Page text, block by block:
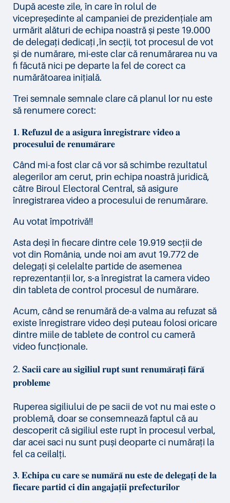
După aceste zile, în care în rolul de
vicepreședinte al campaniei de prezidențiale am
urmărit alături de echipa noastră și peste 19.000
de delegați dedicați ,în secții, tot procesul de vot
și de numărare, mi-este clar că renumărarea nu va
fi făcută nici pe departe la fel de corect ca
numărătoarea inițială.
Trei semnale semnale clare că planul lor nu este
să renumere corect:
𝟏. 𝐑𝐞𝐟𝐮𝐳𝐮𝐥 𝐝𝐞 𝐚 𝐚𝐬𝐢𝐠𝐮𝐫𝐚 𝐢̂𝐧𝐫𝐞𝐠𝐢𝐬𝐭𝐫𝐚𝐫𝐞 𝐯𝐢𝐝𝐞𝐨 𝐚
𝐩𝐫𝐨𝐜𝐞𝐬𝐮𝐥𝐮𝐢 𝐝𝐞 𝐫𝐞𝐧𝐮𝐦𝐚̆𝐫𝐚𝐫𝐞
Când mi-a fost clar că vor să schimbe rezultatul
alegerilor am cerut, prin echipa noastră juridică,
către Biroul Electoral Central, să asigure
înregistrarea video a procesului de renumărare.
Au votat împotrivă!!
Asta deși în fiecare dintre cele 19.919 secții de
vot din România, unde noi am avut 19.772 de
delegați și celelalte partide de asemenea
reprezentanții lor, s-a înregistrat la camera video
din tableta de control procesul de numărare.
Acum, când se renumără de-a valma au refuzat să
existe înregistrare video deși puteau folosi oricare
dintre miile de tablete de control cu cameră
video funcționale.
𝐒𝐚𝐜𝐢𝐢 𝐜𝐚𝐫𝐞 𝐚𝐮 𝐬𝐢𝐠𝐢𝐥𝐢𝐮𝐥 𝐫𝐮𝐩𝐭 𝐬𝐮𝐧𝐭 𝐫𝐞𝐧𝐮𝐦𝐚̆𝐫𝐚𝐭̦𝐢 𝐟𝐚̆𝐫𝐚̆
𝐩𝐫𝐨𝐛𝐥𝐞𝐦𝐞
Ruperea sigiliului de pe sacii de vot nu mai este o
problemă, doar se consemnează faptul că au
descoperit că sigiliul este rupt în procesul verbal,
dar acei saci nu sunt puși deoparte ci numărați la
fel ca ceilalți.
𝟑. 𝐄𝐜𝐡𝐢𝐩𝐚 𝐜𝐮 𝐜𝐚𝐫𝐞 𝐬𝐞 𝐧𝐮𝐦𝐚̆𝐫𝐚̆ 𝐧𝐮 𝐞𝐬𝐭𝐞 𝐝𝐞 𝐝𝐞𝐥𝐞𝐠𝐚𝐭̦𝐢 𝐝𝐞 𝐥𝐚
𝐟𝐢𝐞𝐜𝐚𝐫𝐞 𝐩𝐚𝐫𝐭𝐢𝐝 𝐜𝐢 𝐝𝐢𝐧 𝐚𝐧𝐠𝐚𝐣𝐚𝐭̦𝐢𝐢 𝐩𝐫𝐞𝐟𝐞𝐜𝐭𝐮𝐫𝐢𝐥𝐨𝐫